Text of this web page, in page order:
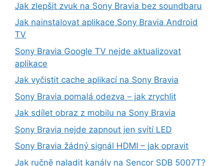
Jak zlepšit zvuk na Sony Bravia bez soundbaru
Jak nainstalovat aplikace Sony Bravia Android
TV
Sony Bravia Google TV nejde aktualizovat
aplikace
Jak vyčistit cache aplikací na Sony Bravia
Sony Bravia pomalá odezva – jak zrychlit
Jak sdílet obraz z mobilu na Sony Bravia
Sony Bravia nejde zapnout jen svítí LED
Sony Bravia žádný signál HDMI – jak opravit
Jak ručně naladit kanály na Sencor SDB 5007T?